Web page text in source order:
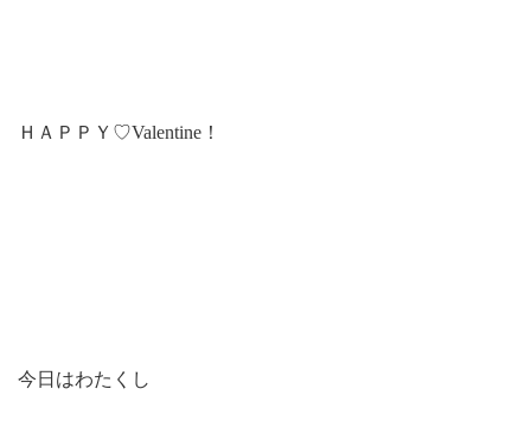
ＨＡＰＰＹ♡Valentine！
今日はわたくし